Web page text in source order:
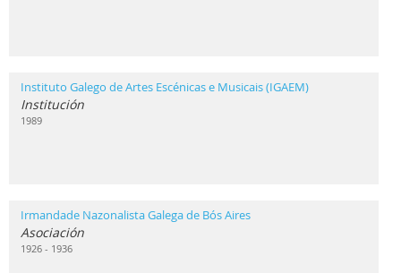
Instituto Galego de Artes Escénicas e Musicais (IGAEM)
Institución
1989
Irmandade Nazonalista Galega de Bós Aires
Asociación
1926 - 1936